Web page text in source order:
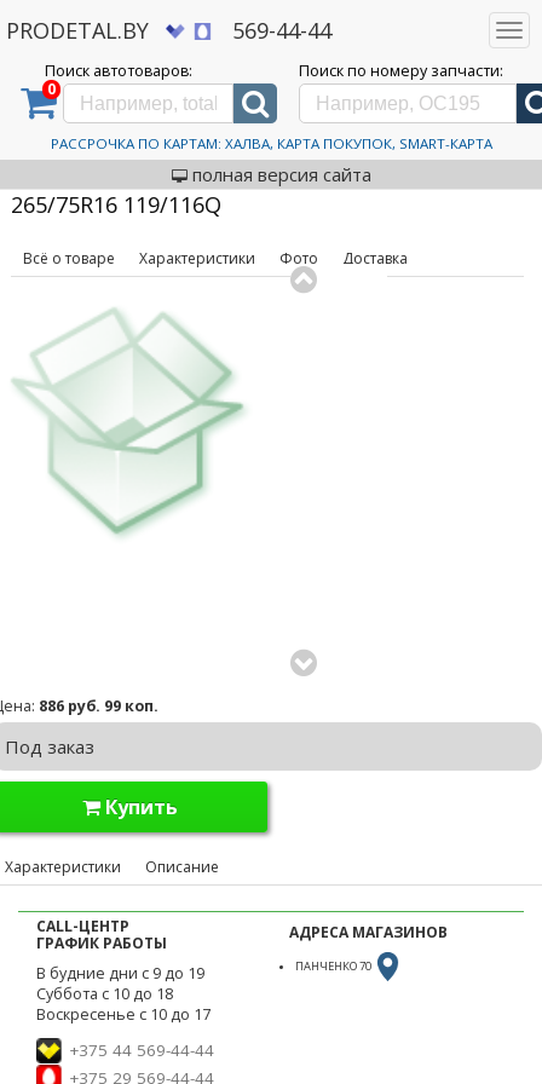
PRODETAL.BY 569-44-44
Поиск автотоваров:
0
Поиск по номеру запчасти:
РАССРОЧКА ПО КАРТАМ: ХАЛВА, КАРТА ПОКУПОК, SMART-КАРТА
полная версия сайта
Дискаунтер автозапчастей PRODETAL.BY > Каталог автотоваров > Шины > Ikon
Tyres > Autograph Ice LT3 265/75R16 119/116Q
Автошины Ikon Tyres
Autograph Ice LT3
265/75R16 119/116Q
код товара: 631699
Всё о товаре Характеристики Фото Доставка
886 руб. 99 коп.
Под заказ
Купить
Характеристики Описание
CALL-ЦЕНТР
ГРАФИК РАБОТЫ
В будние дни с 9 до 19
Суббота с 10 до 18
Воскресенье с 10 до 17
+375 44 569-44-44
+375 29 569-44-44
АДРЕСА МАГАЗИНОВ
ПАНЧЕНКО 70